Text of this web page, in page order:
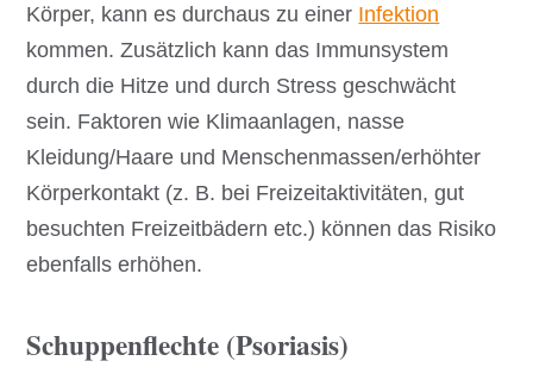
Körper, kann es durchaus zu einer Infektion
kommen. Zusätzlich kann das Immunsystem
durch die Hitze und durch Stress geschwächt
sein. Faktoren wie Klimaanlagen, nasse
Kleidung/Haare und Menschenmassen/erhöhter
Körperkontakt (z. B. bei Freizeitaktivitäten, gut
besuchten Freizeitbädern etc.) können das Risiko
ebenfalls erhöhen.
Schuppenflechte (Psoriasis)